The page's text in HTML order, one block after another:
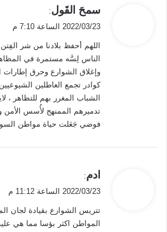
ي
ل
سمحَ القَول:
2022/03/23 الساعة 7:10 م
اللهم أحفظ بلادنا من شر
الناس لِسَّه مستمرة في
وإغلاق الشوارع وحرق إطارات
كوادر تجمع العاطلين
الشباب المغرر بهم للتظاهر ،
تدميرهم الممنهج لأُسس الأمن
فوضي جَعَلت حياة مواطن
ي
ل
ادم:
2022/03/23 الساعة 11:12 م
تتريس الشوارع بقيادة لجان
المواطن اكثر بؤسا مما هي